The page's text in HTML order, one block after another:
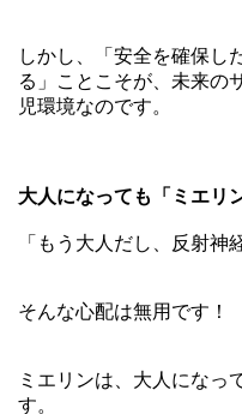
しかし、「安全を確保し
る」ことこそが、未来の
児環境なのです。
大人になっても「ミエリ
「もう大人だし、反射
そんな心配は無用です！
ミエリンは、大人になっ
す。